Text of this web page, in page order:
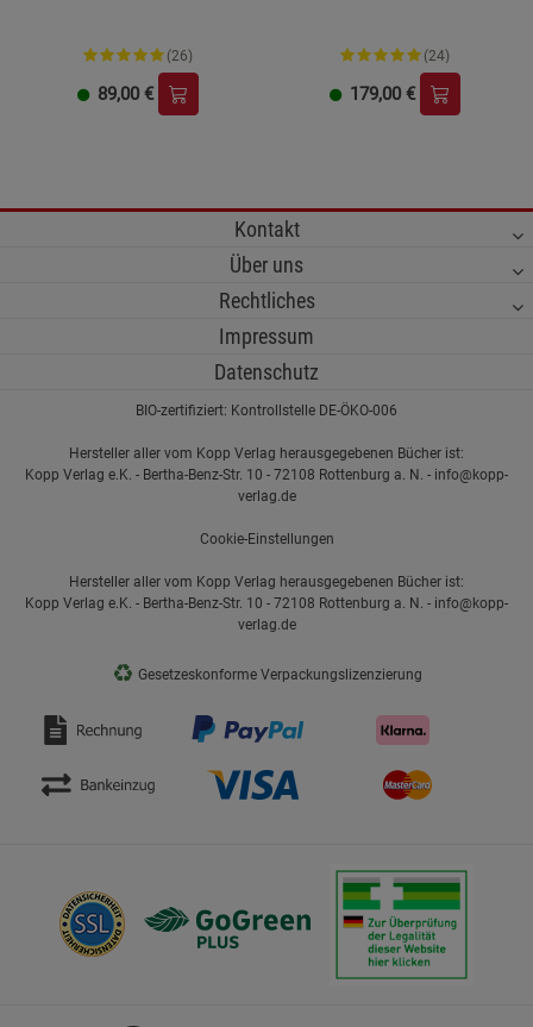
(26)
89,00 €
(24)
179,00 €
Kontakt
Über uns
Rechtliches
Impressum
Datenschutz
BIO-zertifiziert: Kontrollstelle DE-ÖKO-006
Hersteller aller vom Kopp Verlag herausgegebenen Bücher ist:
Kopp Verlag e.K. - Bertha-Benz-Str. 10 - 72108 Rottenburg a. N. - info@kopp-
verlag.de
Cookie-Einstellungen
Hersteller aller vom Kopp Verlag herausgegebenen Bücher ist:
Kopp Verlag e.K. - Bertha-Benz-Str. 10 - 72108 Rottenburg a. N. - info@kopp-
verlag.de
♻ Gesetzeskonforme Verpackungslizenzierung